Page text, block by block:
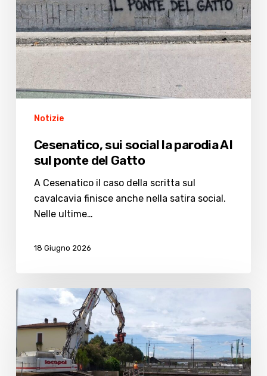
AI
sul
ponte
del
Gatto
Notizie
Cesenatico, sui social la parodia AI
sul ponte del Gatto
A Cesenatico il caso della scritta sul
cavalcavia finisce anche nella satira social.
Nelle ultime…
18 Giugno 2026
Ponte
Gatto:
via
l’infissione